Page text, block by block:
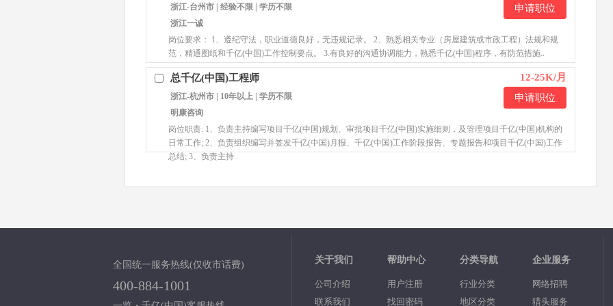
浙江-台州市 | 经验不限 | 学历不限
浙江一诚
申请职位
岗位要求： 1、遵纪守法，职业道德良好，无违规记录。 2、熟悉相关专业（房屋建筑或市政工程）法规和规
范，精通图纸和千亿(中国)工作控制要点。 3.有良好的沟通协调能力，熟悉千亿(中国)程序，有防范措施..
总千亿(中国)工程师
浙江-杭州市 | 10年以上 | 学历不限
明康咨询
12-25K/月
申请职位
岗位职责: 1、负责主持编写项目千亿(中国)规划、审批项目千亿(中国)实施细则，及管理项目千亿(中国)机构的
日常工作; 2、负责组织编写并签发千亿(中国)月报、千亿(中国)工作阶段报告、专题报告和项目千亿(中国)工作
总结; 3、负责主持..
全国统一服务热线(仅收市话费)
400-884-1001
关于我们
公司介绍
联系我们
帮助中心
用户注册
找回密码
分类导航
行业分类
地区分类
企业服务
网络招聘
猎头服务